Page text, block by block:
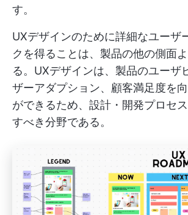
す。
UXデザインのために詳細なユーザ
クを得ることは、製品の他の側面
る。UXデザインは、製品のユーザ
ザーアダプション、顧客満足度を
ができるため、設計・開発プロセ
すべき分野である。